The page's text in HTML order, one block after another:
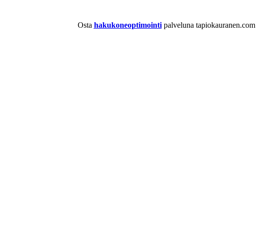
Osta hakukoneoptimointi palveluna tapiokauranen.com